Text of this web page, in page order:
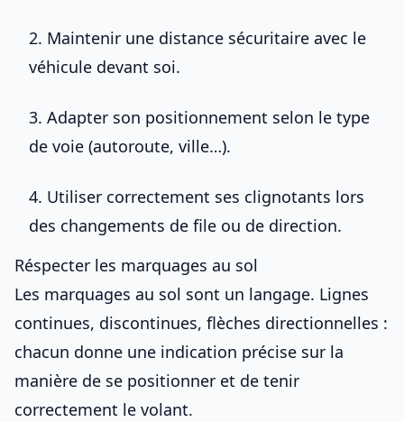
2. Maintenir une distance sécuritaire avec le
véhicule devant soi.
3. Adapter son positionnement selon le type
de voie (autoroute, ville…).
4. Utiliser correctement ses clignotants lors
des changements de file ou de direction.
Réspecter les marquages au sol
Les marquages au sol sont un langage. Lignes
continues, discontinues, flèches directionnelles :
chacun donne une indication précise sur la
manière de se positionner et de tenir
correctement le volant.